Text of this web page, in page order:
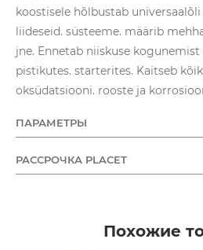
koostisele hõlbustab
liideseid. süsteeme. määrib
jne. Ennetab niiskuse
pistikutes. starterites. Kaitseb
oksüdatsiooni. rooste ja
ПАРАМЕТРЫ
РАССРОЧКА PLACET
Похожие